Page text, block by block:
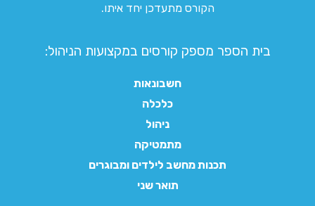
הקורס מתעדכן יחד איתו.
בית הספר מספק קורסים במקצועות הניהול:
חשבונאות
כלכלה
ניהול
מתמטיקה
תכנות מחשב לילדים ומבוגרים
תואר שני